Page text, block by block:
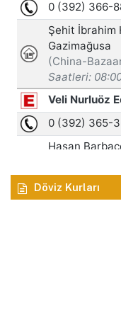
Döviz Kurları